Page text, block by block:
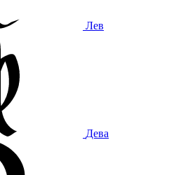
Лев
Дева